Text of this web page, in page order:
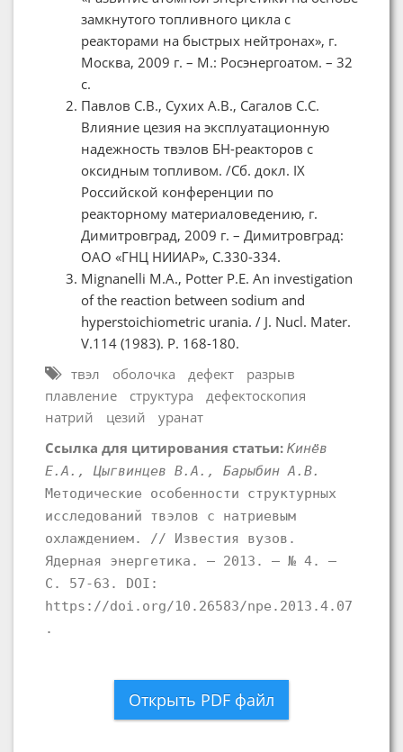
замкнутого топливного цикла с
реакторами на быстрых нейтронах», г.
Москва, 2009 г. – М.: Росэнергоатом. – 32
с.
Павлов С.В., Сухих А.В., Сагалов С.С.
Влияние цезия на эксплуатационную
надежность твэлов БН-реакторов с
оксидным топливом. /Сб. докл. IX
Российской конференции по
реакторному материаловедению, г.
Димитровград, 2009 г. – Димитровград:
ОАО «ГНЦ НИИАР», С.330-334.
Mignanelli M.A., Potter P.E. An investigation
of the reaction between sodium and
hyperstoichiometric urania. / J. Nucl. Mater.
V.114 (1983). P. 168-180.
твэл
оболочка дефект
разрыв
плавление
структура
дефектоскопия
натрий
цезий
уранат
Ссылка для цитирования статьи: Кинёв
Е.А., Цыгвинцев В.А., Барыбин А.В.
Методические особенности структурных
исследований твэлов с натриевым
охлаждением. // Известия вузов.
Ядерная энергетика. – 2013. – № 4. –
С. 57-63. DOI:
https://doi.org/10.26583/npe.2013.4.07
.
Открыть PDF файл